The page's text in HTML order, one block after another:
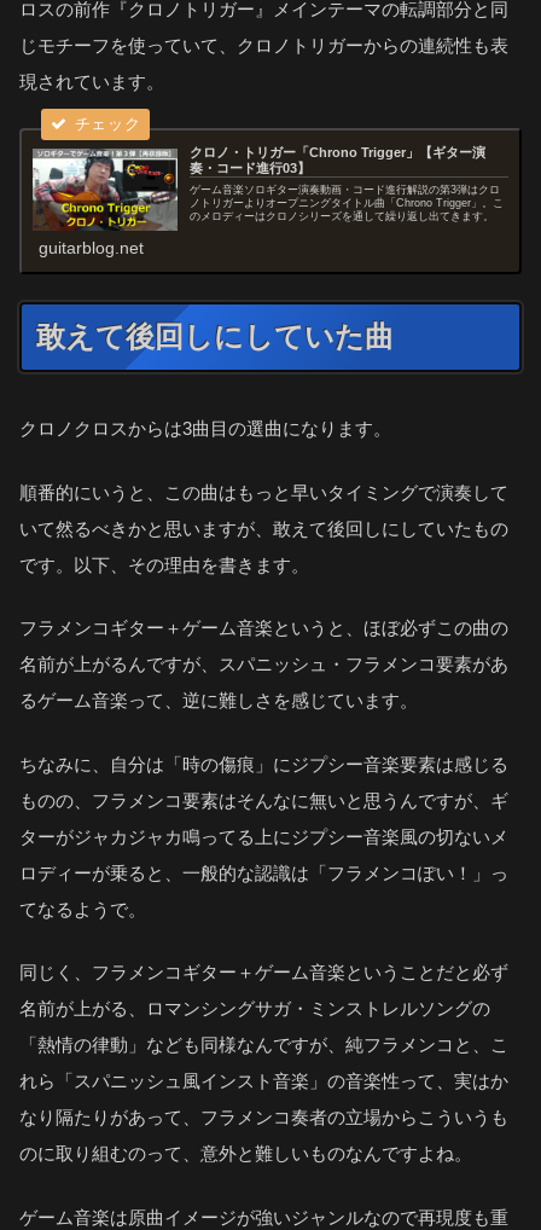
ロスの前作『クロノトリガー』メインテーマの転調部分と同
じモチーフを使っていて、クロノトリガーからの連続性も表
現されています。
クロノ・トリガー「Chrono Trigger」【ギター演
奏・コード進行03】
ゲーム音楽ソロギター演奏動画・コード進行解説の第3弾はクロ
ノトリガーよりオープニングタイトル曲「Chrono Trigger」。こ
のメロディーはクロノシリーズを通して繰り返し出てきます。
guitarblog.net
敢えて後回しにしていた曲
クロノクロスからは3曲目の選曲になります。
順番的にいうと、この曲はもっと早いタイミングで演奏して
いて然るべきかと思いますが、敢えて後回しにしていたもの
です。以下、その理由を書きます。
フラメンコギター＋ゲーム音楽というと、ほぼ必ずこの曲の
名前が上がるんですが、スパニッシュ・フラメンコ要素があ
るゲーム音楽って、逆に難しさを感じています。
ちなみに、自分は「時の傷痕」にジプシー音楽要素は感じる
ものの、フラメンコ要素はそんなに無いと思うんですが、ギ
ターがジャカジャカ鳴ってる上にジプシー音楽風の切ないメ
ロディーが乗ると、一般的な認識は「フラメンコぽい！」っ
てなるようで。
同じく、フラメンコギター＋ゲーム音楽ということだと必ず
名前が上がる、ロマンシングサガ・ミンストレルソングの
「熱情の律動」なども同様なんですが、純フラメンコと、こ
れら「スパニッシュ風インスト音楽」の音楽性って、実はか
なり隔たりがあって、フラメンコ奏者の立場からこういうも
のに取り組むのって、意外と難しいものなんですよね。
ゲーム音楽は原曲イメージが強いジャンルなので再現度も重